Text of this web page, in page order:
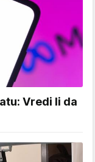
Vredi li da